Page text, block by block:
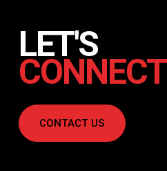
LET'S
CONNECT
CONTACT US